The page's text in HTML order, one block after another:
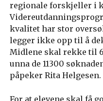
regionale forskjeller i
kvalitet har stor
legger ikke opp til å
Midlene skal rekke til
unna de 11300
påpeker Rita Helgesen.
For at elevene skal få